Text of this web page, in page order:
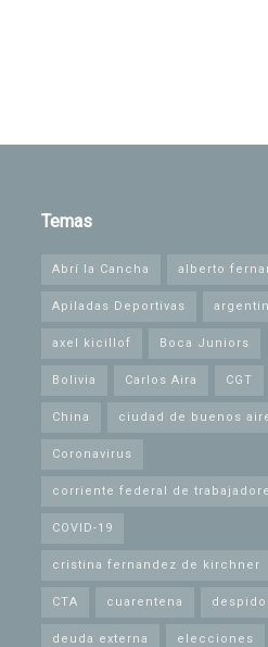
Temas
Abrí la Cancha alberto
Apiladas Deportivas
axel kicillof Boca Juniors
Bolivia Carlos Aira CGT
China ciudad de buenos
Coronavirus
corriente federal de
COVID-19
cristina fernandez de kirchner
CTA cuarentena
deuda externa elecciones